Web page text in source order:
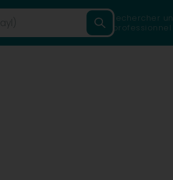
Rechercher un
professionnel